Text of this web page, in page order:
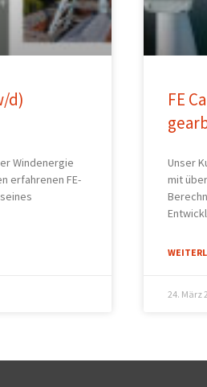
d)
Windenergie
erfahrenen FE-
FE
Unser
mit
24. März